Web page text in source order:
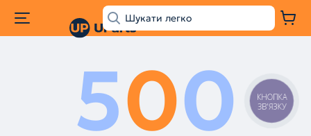
500
КНОПКА
ЗВ'ЯЗКУ